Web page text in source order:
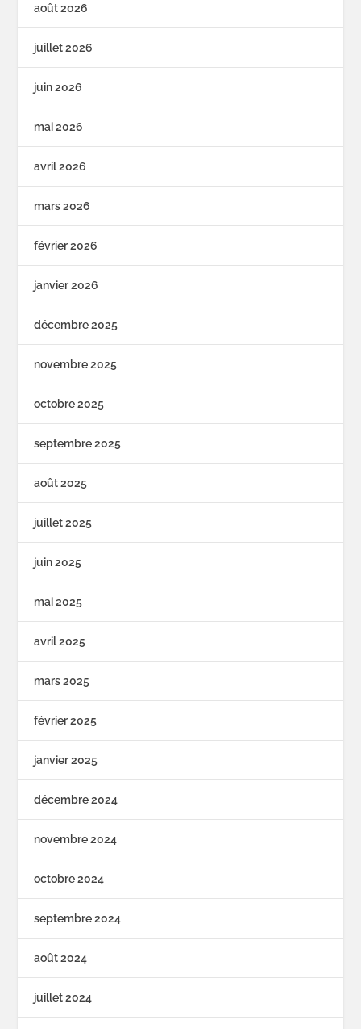
août 2026
juillet 2026
juin 2026
mai 2026
avril 2026
mars 2026
février 2026
janvier 2026
décembre 2025
novembre 2025
octobre 2025
septembre 2025
août 2025
juillet 2025
juin 2025
mai 2025
avril 2025
mars 2025
février 2025
janvier 2025
décembre 2024
novembre 2024
octobre 2024
septembre 2024
août 2024
juillet 2024